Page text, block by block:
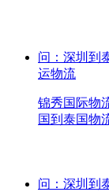
问：深圳到
运物流
锦秀国际物
国到泰国物
问：深圳到